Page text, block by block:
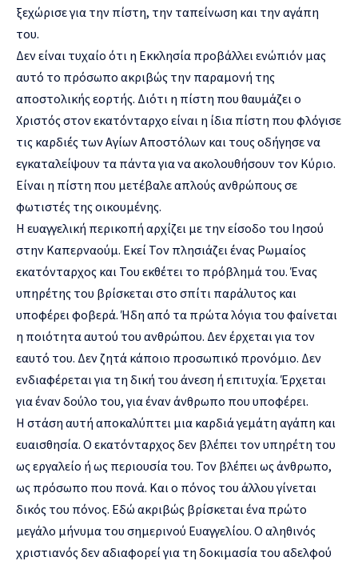
ξεχώρισε για την πίστη, την ταπείνωση και την αγάπη
του.
Δεν είναι τυχαίο ότι η Εκκλησία προβάλλει ενώπιόν μας
αυτό το πρόσωπο ακριβώς την παραμονή της
αποστολικής εορτής. Διότι η πίστη που θαυμάζει ο
Χριστός στον εκατόνταρχο είναι η ίδια πίστη που φλόγισε
τις καρδιές των Αγίων Αποστόλων και τους οδήγησε να
εγκαταλείψουν τα πάντα για να ακολουθήσουν τον Κύριο.
Είναι η πίστη που μετέβαλε απλούς ανθρώπους σε
φωτιστές της οικουμένης.
Η ευαγγελική περικοπή αρχίζει με την είσοδο του Ιησού
στην Καπερναούμ. Εκεί Τον πλησιάζει ένας Ρωμαίος
εκατόνταρχος και Του εκθέτει το πρόβλημά του. Ένας
υπηρέτης του βρίσκεται στο σπίτι παράλυτος και
υποφέρει φοβερά. Ήδη από τα πρώτα λόγια του φαίνεται
η ποιότητα αυτού του ανθρώπου. Δεν έρχεται για τον
εαυτό του. Δεν ζητά κάποιο προσωπικό προνόμιο. Δεν
ενδιαφέρεται για τη δική του άνεση ή επιτυχία. Έρχεται
για έναν δούλο του, για έναν άνθρωπο που υποφέρει.
Η στάση αυτή αποκαλύπτει μια καρδιά γεμάτη αγάπη και
ευαισθησία. Ο εκατόνταρχος δεν βλέπει τον υπηρέτη του
ως εργαλείο ή ως περιουσία του. Τον βλέπει ως άνθρωπο,
ως πρόσωπο που πονά. Και ο πόνος του άλλου γίνεται
δικός του πόνος. Εδώ ακριβώς βρίσκεται ένα πρώτο
μεγάλο μήνυμα του σημερινού Ευαγγελίου. Ο αληθινός
χριστιανός δεν αδιαφορεί για τη δοκιμασία του αδελφού